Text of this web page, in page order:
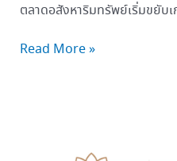
ตลาดอสังหาริมทรัพย์เริ่มขยับ
โปร
พิเศษ
Read More »